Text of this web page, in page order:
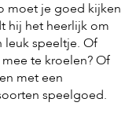
moet je goed kijken
hij het heerlijk om
leuk speeltje. Of
te kroelen? Of
met een
speelgoed.